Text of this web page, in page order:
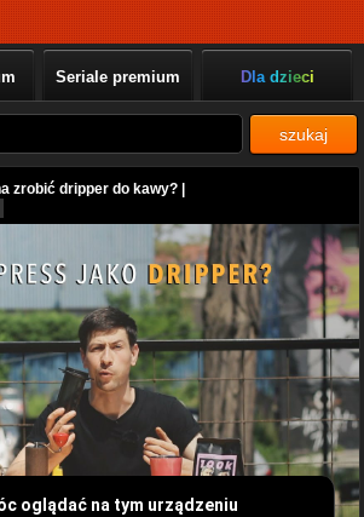
Seriale premium Dla dzieci
szukaj
zrobić dripper do kawy? |
oglądać na tym urządzeniu